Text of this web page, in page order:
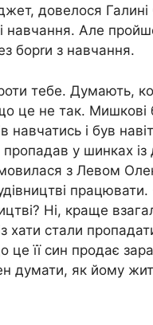
довелося Галині
навчання. Але
борrи з навчання.
тебе. Думають,
це не так. Мишкові
навчатись і був
пропадав у шинках
з Левом
Ні, краще
хати стали
це її син продає
думати, як йому